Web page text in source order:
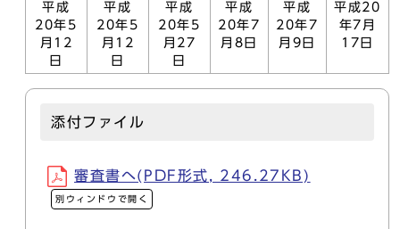
平成
20年5
月12
日
平成
20年5
月12
日
平成
20年5
月27
日
平成
20年7
月8日
平成
20年7
月9日
平成20
年7月
17日
添付ファイル
審査書へ(PDF形式, 246.27KB)
別ウィンドウで開く